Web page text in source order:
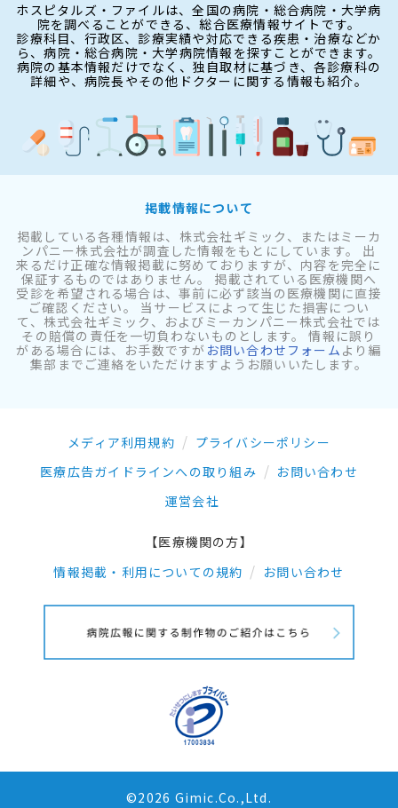
ホスピタルズ・ファイルは、全国の病院・総合病院・大学病
院を調べることができる、総合医療情報サイトです。
診療科目、行政区、診療実績や対応できる疾患・治療などか
ら、病院・総合病院・大学病院情報を探すことができます。
病院の基本情報だけでなく、独自取材に基づき、各診療科の
詳細や、病院長やその他ドクターに関する情報も紹介。
掲載情報について
掲載している各種情報は、株式会社ギミック、またはミーカ
ンパニー株式会社が調査した情報をもとにしています。 出
来るだけ正確な情報掲載に努めておりますが、内容を完全に
保証するものではありません。 掲載されている医療機関へ
受診を希望される場合は、事前に必ず該当の医療機関に直接
ご確認ください。 当サービスによって生じた損害につい
て、株式会社ギミック、およびミーカンパニー株式会社では
その賠償の責任を一切負わないものとします。 情報に誤り
がある場合には、お手数ですが お問い合わせフォーム より編
集部までご連絡をいただけますようお願いいたします。
メディア利用規約
プライバシーポリシー
医療広告ガイドラインへの取り組み
お問い合わせ
運営会社
【医療機関の方】
情報掲載・利用についての規約
お問い合わせ
©2026 Gimic.Co.,Ltd.